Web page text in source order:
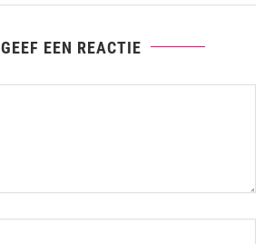
GEEF EEN REACTIE